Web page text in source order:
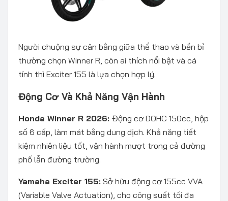
Người chuộng sự cân bằng giữa thể thao và bền bỉ
thường chọn Winner R, còn ai thích nổi bật và cá
tính thì Exciter 155 là lựa chọn hợp lý.
Động Cơ Và Khả Năng Vận Hành
Honda Winner R 2026: Động cơ DOHC 150cc, hộp
số 6 cấp, làm mát bằng dung dịch. Khả năng tiết
kiệm nhiên liệu tốt, vận hành mượt trong cả đường
phố lẫn đường trường.
Yamaha Exciter 155: Sở hữu động cơ 155cc VVA
(Variable Valve Actuation), cho công suất tối đa